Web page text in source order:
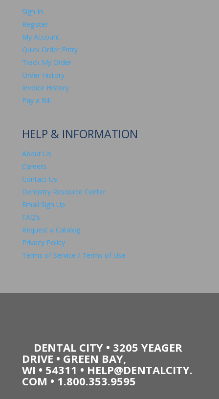
Sign In
Register
My Account
Quick Order Entry
Track My Order
Order History
Invoice History
Pay a Bill
HELP & INFORMATION
About Us
Careers
Contact Us
Dentistry Resource Center
Email Sign Up
FAQ’s
Request a Catalog
Privacy Policy
Terms of Service / Terms of Use
DENTAL CITY• 3205 YEAGER
DRIVE • GREEN BAY,
WI • 54311 • HELP@DENTALCITY.
COM • 1.800.353.9595